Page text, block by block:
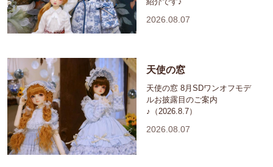
2026.08.07
天使の窓
天使の窓 8月SDワンオフモデ
ルお披露目のご案内
♪（2026.8.7）
2026.08.07